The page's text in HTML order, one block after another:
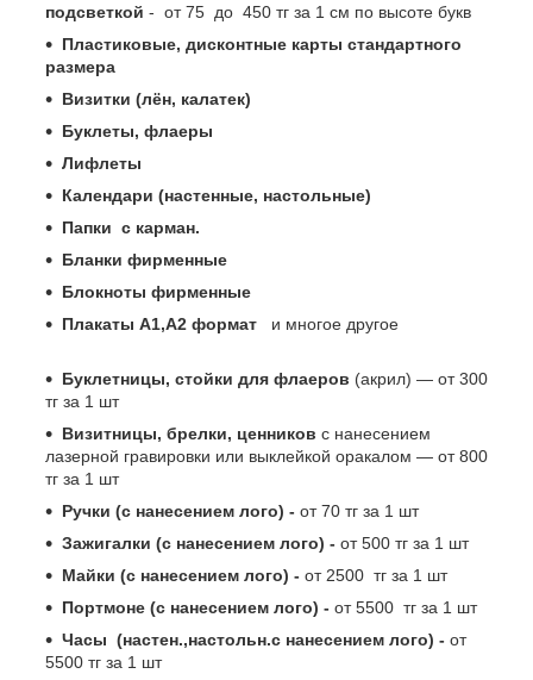
подсветкой - от 75 до 450 тг за 1 см по высоте букв
Пластиковые, дисконтные карты стандартного
размера
Визитки (лён, калатек)
Буклеты, флаеры
Лифлеты
Календари (настенные, настольные)
Папки с карман.
Бланки фирменные
Блокноты фирменные
Плакаты А1,А2 формат и многое другое
Буклетницы, стойки для флаеров (акрил) ― от 300
тг за 1 шт
Визитницы, брелки, ценников с нанесением
лазерной гравировки или выклейкой оракалом ― от 800
тг за 1 шт
Ручки (с нанесением лого) - от 70 тг за 1 шт
Зажигалки (с нанесением лого) - от 500 тг за 1 шт
Майки (с нанесением лого) - от 2500 тг за 1 шт
Портмоне (с нанесением лого) - от 5500 тг за 1 шт
Часы (настен.,настольн.с нанесением лого) - от
5500 тг за 1 шт